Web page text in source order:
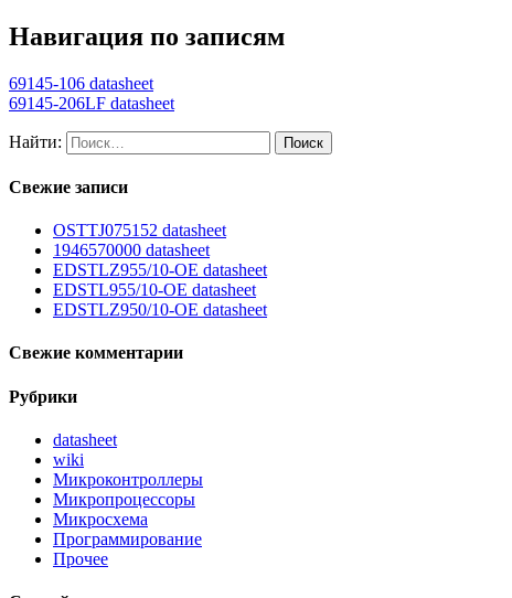
Навигация по записям
69145-106 datasheet
69145-206LF datasheet
Найти:
Свежие записи
OSTTJ075152 datasheet
1946570000 datasheet
EDSTLZ955/10-OE datasheet
EDSTL955/10-OE datasheet
EDSTLZ950/10-OE datasheet
Свежие комментарии
Рубрики
datasheet
wiki
Микроконтроллеры
Микропроцессоры
Микросхема
Программирование
Прочее